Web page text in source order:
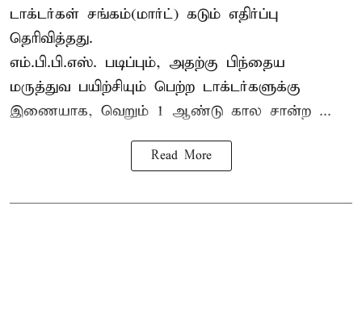
டாக்டர்கள் சங்கம்(மார்ட்) கடும் எதிர்ப்பு
தெரிவித்தது.
எம்.பி.பி.எஸ். படிப்பும், அதற்கு பிந்தைய
மருத்துவ பயிற்சியும் பெற்ற டாக்டர்களுக்கு
இணையாக, வெறும் 1 ஆண்டு கால சான்ற ...
Read More